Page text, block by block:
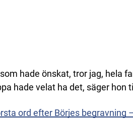
hade önskat, tror jag, hela
hade velat ha det, säger hon
ord efter Börjes begravning